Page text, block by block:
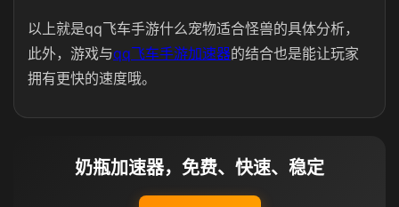
以上就是qq飞车手游什么宠物适合怪兽的具体分析，
此外，游戏与qq飞车手游加速器的结合也是能让玩家
拥有更快的速度哦。
奶瓶加速器，免费、快速、稳定